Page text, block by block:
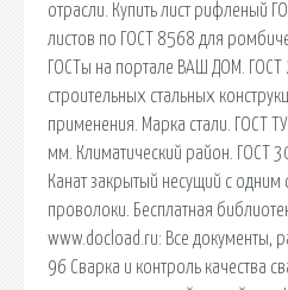
отрасли. Купить лист рифленый
листов по ГОСТ 8568 для
ГОСТы на портале ВАШ ДОМ.
строительных стальных
применения. Марка стали. ГОСТ
мм. Климатический район. ГОСТ
Канат закрытый несущий с одним
проволоки. Бесплатная
www.docload.ru: Все документы,
96 Сварка и контроль качества